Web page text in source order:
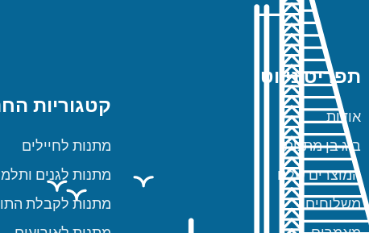
תפריט ניווט
אודות
ביג בן מתנות
המוצרים שלנו
משלוחים
קטגוריות
מתנות לחיילים
מתנות לגנים
מתנות לקבלת